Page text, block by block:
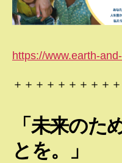
https://www.earth-
＋＋＋＋＋＋＋＋＋
「未来のた
とを。」